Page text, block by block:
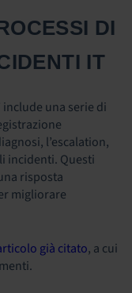
DI
IT
include una serie di
l’escalation,
incidenti. Questi
risposta
migliorare
già citato, a cui